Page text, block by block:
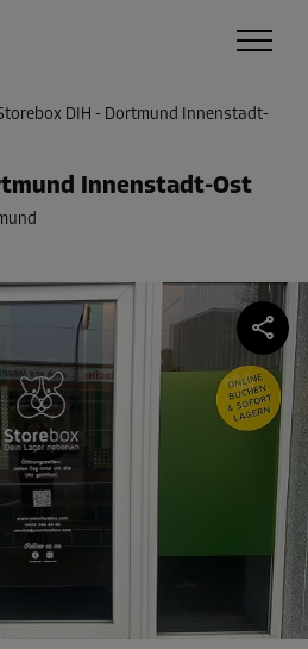
DIH - Dortmund Innenstadt-
Innenstadt-Ost